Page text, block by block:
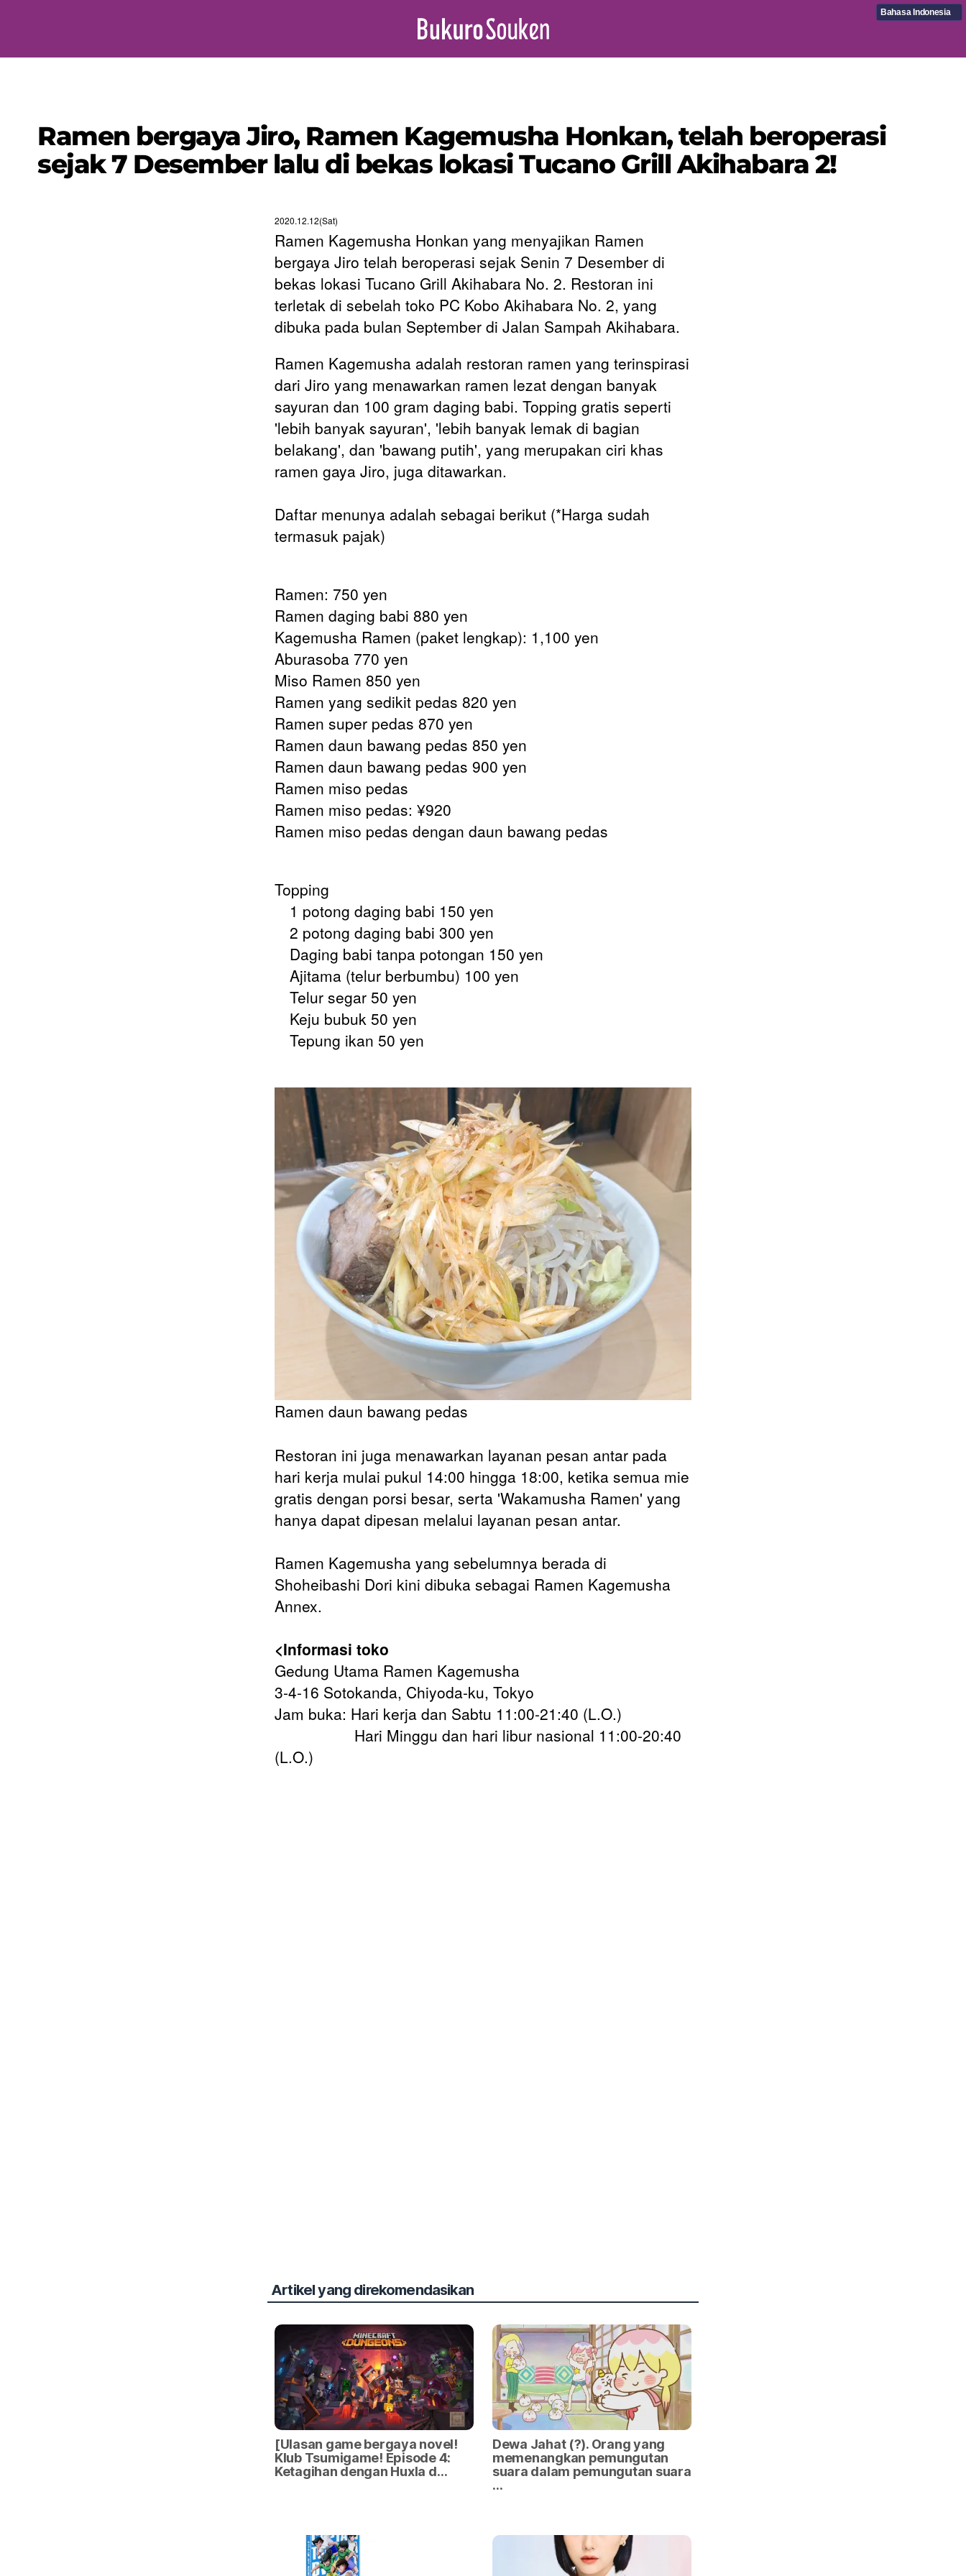
Bahasa Indonesia
Ramen bergaya Jiro, Ramen Kagemusha Honkan, telah beroperasi
sejak 7 Desember lalu di bekas lokasi Tucano Grill Akihabara 2!
2020.12.12(Sat)
Ramen Kagemusha Honkan yang menyajikan Ramen
bergaya Jiro telah beroperasi sejak Senin 7 Desember di
bekas lokasi Tucano Grill Akihabara No. 2. Restoran ini
terletak di sebelah toko PC Kobo Akihabara No. 2, yang
dibuka pada bulan September di Jalan Sampah Akihabara.
Ramen Kagemusha adalah restoran ramen yang terinspirasi
dari Jiro yang menawarkan ramen lezat dengan banyak
sayuran dan 100 gram daging babi. Topping gratis seperti
'lebih banyak sayuran', 'lebih banyak lemak di bagian
belakang', dan 'bawang putih', yang merupakan ciri khas
ramen gaya Jiro, juga ditawarkan.
Daftar menunya adalah sebagai berikut (*Harga sudah
termasuk pajak)
Ramen: 750 yen
Ramen daging babi 880 yen
Kagemusha Ramen (paket lengkap): 1,100 yen
Aburasoba 770 yen
Miso Ramen 850 yen
Ramen yang sedikit pedas 820 yen
Ramen super pedas 870 yen
Ramen daun bawang pedas 850 yen
Ramen daun bawang pedas 900 yen
Ramen miso pedas
Ramen miso pedas: ¥920
Ramen miso pedas dengan daun bawang pedas
Topping
1 potong daging babi 150 yen
2 potong daging babi 300 yen
Daging babi tanpa potongan 150 yen
Ajitama (telur berbumbu) 100 yen
Telur segar 50 yen
Keju bubuk 50 yen
Tepung ikan 50 yen
Ramen daun bawang pedas
Restoran ini juga menawarkan layanan pesan antar pada
hari kerja mulai pukul 14:00 hingga 18:00, ketika semua mie
gratis dengan porsi besar, serta 'Wakamusha Ramen' yang
hanya dapat dipesan melalui layanan pesan antar.
Ramen Kagemusha yang sebelumnya berada di
Shoheibashi Dori kini dibuka sebagai Ramen Kagemusha
Annex.
<Informasi toko
Gedung Utama Ramen Kagemusha
3-4-16 Sotokanda, Chiyoda-ku, Tokyo
Jam buka: Hari kerja dan Sabtu 11:00-21:40 (L.O.)
Hari Minggu dan hari libur nasional 11:00-20:40
(L.O.)
Artikel yang direkomendasikan
[Ulasan game bergaya novel!
Klub Tsumigame! Episode 4:
Ketagihan dengan Huxla d…
Dewa Jahat (?). Orang yang
memenangkan pemungutan
suara dalam pemungutan suara
…